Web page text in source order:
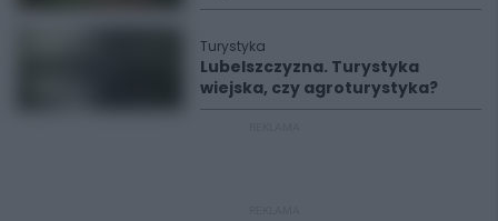
Turystyka
Lubelszczyzna. Turystyka
wiejska, czy agroturystyka?